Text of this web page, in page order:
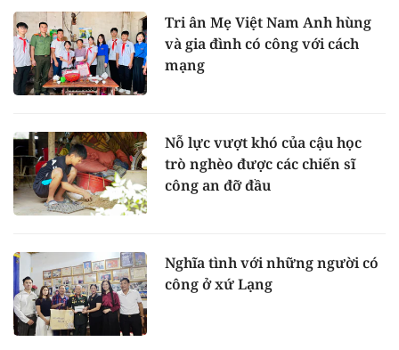
Tri ân Mẹ Việt Nam Anh hùng
và gia đình có công với cách
mạng
Nỗ lực vượt khó của cậu học
trò nghèo được các chiến sĩ
công an đỡ đầu
Nghĩa tình với những người có
công ở xứ Lạng